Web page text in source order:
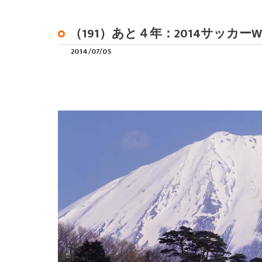
（191）あと４年：2014サッカー
2014/07/05